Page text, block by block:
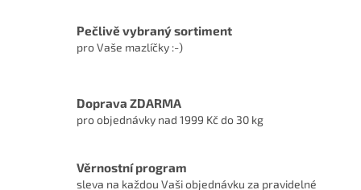
Pečlivě vybraný sortiment
pro Vaše mazlíčky :-)
Doprava ZDARMA
pro objednávky nad 1999 Kč do 30 kg
Věrnostní program
sleva na každou Vaši objednávku za pravidelné